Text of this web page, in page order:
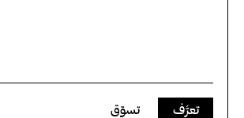
تعرَّف تسوّق